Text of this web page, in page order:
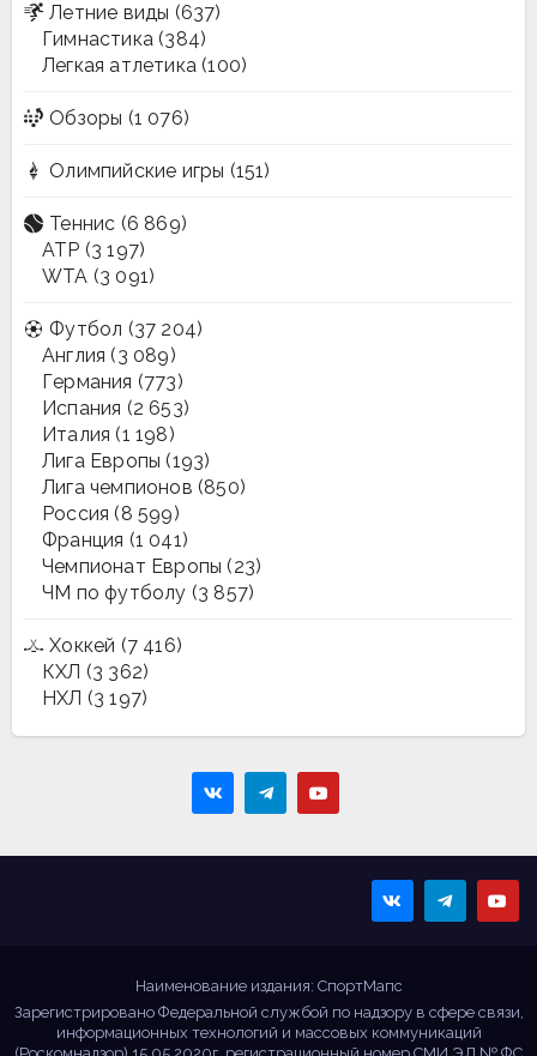
Летние виды (637)
Гимнастика (384)
Легкая атлетика (100)
Обзоры (1 076)
Олимпийские игры (151)
Теннис (6 869)
ATP (3 197)
WTA (3 091)
Футбол (37 204)
Англия (3 089)
Германия (773)
Испания (2 653)
Италия (1 198)
Лига Европы (193)
Лига чемпионов (850)
Россия (8 599)
Франция (1 041)
Чемпионат Европы (23)
ЧМ по футболу (3 857)
Хоккей (7 416)
КХЛ (3 362)
НХЛ (3 197)
Наименование издания: СпортМапс
Зарегистрировано Федеральной службой по надзору в сфере связи,
информационных технологий и массовых коммуникаций